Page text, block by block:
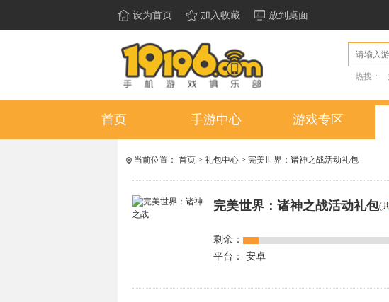
设为首页 加入收藏 放到桌面
热搜：
首页 手游中心 游戏专区
当前位置： 首页 > 礼包中心 > 完美世界：诸神之战活动礼包
完美世界：诸神之战活动礼包(
剩余：
平台： 安卓